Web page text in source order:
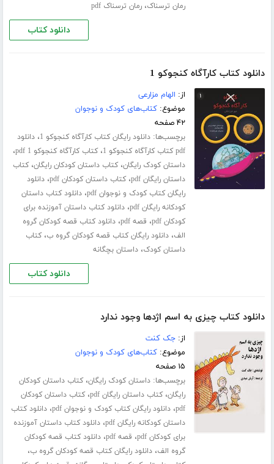
رمان ترسناک،رمان ترسناک pdf
دانلود کتاب
دانلود کتاب کارآگاه کنجوکو 1
از: الهام مزارعی
موضوع:کتاب‌های کودک و نوجوان
۴۲ صفحه
برچسب‌ها:دانلود رایگان کتاب کارآگاه کنجوکو 1 ،دانلود
pdf کتاب کارآگاه کنجوکو 1
،کتاب کارآگاه کنجوکو 1 pdf ،
داستان کودک رایگان،کتاب داستان کودکان رایگان،کتاب
داستان رایگان pdf
،کتاب داستان کودکان pdf ،دانلود
رایگان کتاب کودک و نوجوان pdf
،دانلود کتاب داستان
کودکانه رایگان pdf
،دانلود کتاب داستان آموزنده برای
کودکان pdf
، قصه pdf ،دانلود کتاب قصه کودکان گروه
الف،دانلود رایگان کتاب قصه کودکان گروه ب،کتاب
داستان کودک،داستان بچگانه
دانلود کتاب
دانلود کتاب چیزی به اسم اژدها وجود ندارد
از:جک کنت
موضوع:کتاب‌های کودک و نوجوان
۱۵ صفحه
برچسب‌ها:داستان کودک رایگان،کتاب داستان کودکان
رایگان،کتاب داستان رایگان pdf ،کتاب داستان کودکان
pdf،دانلود رایگان کتاب کودک و نوجوان pdf ،دانلود کتاب
داستان کودکانه رایگان pdf
،دانلود کتاب داستان آموزنده
برای کودکان pdf
، قصه pdf ،دانلود کتاب قصه کودکان
گروه الف،دانلود رایگان کتاب قصه کودکان گروه ب،